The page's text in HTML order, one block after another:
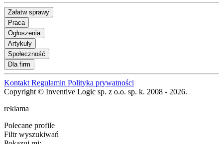
Załatw sprawy
Praca
Ogłoszenia
Artykuły
Społeczność
Dla firm
Kontakt Regulamin Polityka prywatności
Copyright © Inventive Logic sp. z o.o. sp. k. 2008 - 2026.
reklama
Polecane profile
Filtr wyszukiwań